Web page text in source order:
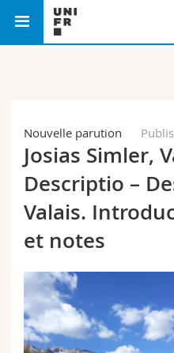
Campus
Research
University
Continuing education
Theology
Law
Management,
Humanities
Education
You are
Prospective students
Students
Medias
Researchers
Ressources
Directory
Maps/Orientation
Libraries
Nouvelle parution
Josias Simler,
Descriptio –
Valais.
et notes